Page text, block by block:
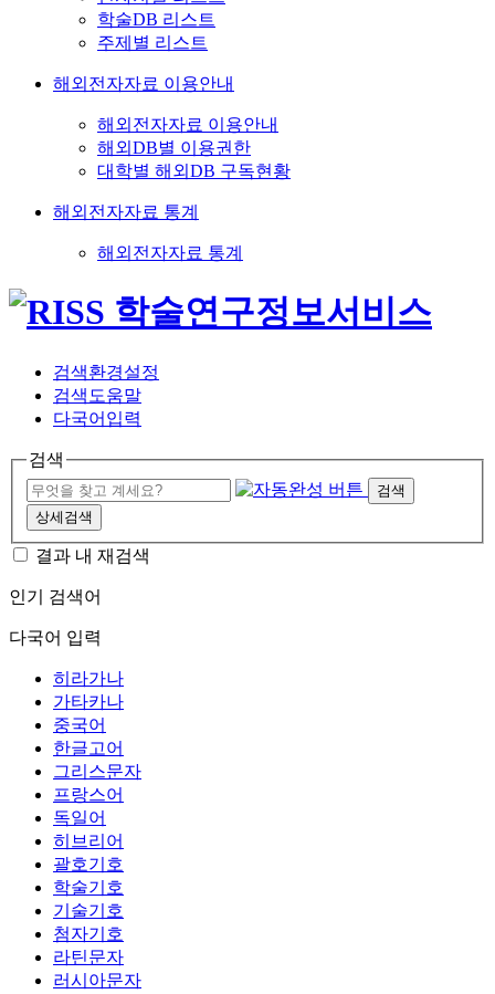
학술DB 리스트
주제별 리스트
해외전자자료 이용안내
해외전자자료 이용안내
해외DB별 이용권한
대학별 해외DB 구독현황
해외전자자료 통계
해외전자자료 통계
검색환경설정
검색도움말
다국어입력
검색
검색
상세검색
결과 내 재검색
인기 검색어
다국어 입력
히라가나
가타카나
중국어
한글고어
그리스문자
프랑스어
독일어
히브리어
괄호기호
학술기호
기술기호
첨자기호
라틴문자
러시아문자